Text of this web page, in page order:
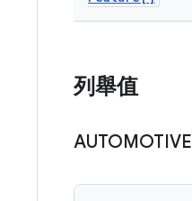
列舉值
AUTOMOTIVE